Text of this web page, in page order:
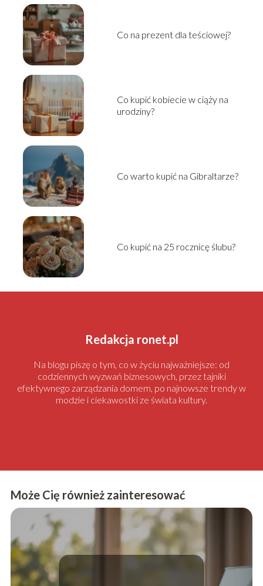
Co na prezent dla teściowej?
Co kupić kobiecie w ciąży na
urodziny?
Co warto kupić na Gibraltarze?
Co kupić na 25 rocznicę ślubu?
Redakcja ronet.pl
Na blogu piszę o tym, co w życiu najważniejsze: od
codziennych wyzwań biznesowych, przez tajniki
efektywnego zarządzania domem, po najnowsze trendy w
modzie i ciekawostki ze świata kultury.
Może Cię również zainteresować